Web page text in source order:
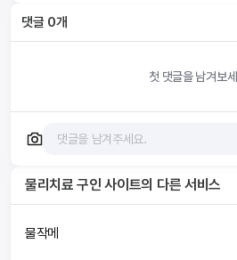
댓글 0개
첫 댓글을 남겨보
물리치료 구인 사이트의 다른 서비스
물작메